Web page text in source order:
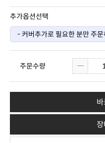
추가옵션선택
주문수량
장